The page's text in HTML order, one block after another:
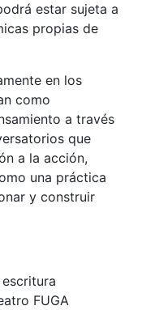
estar sujeta a
propias de
en los
como
a través
que
a la acción,
una práctica
y construir
FUGA